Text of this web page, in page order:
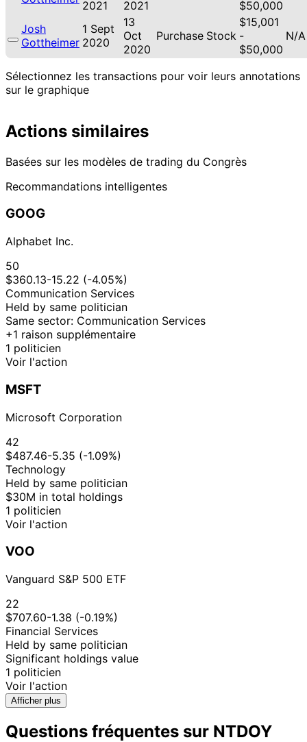
2021 2021
$50,000
Josh
Gottheimer
1 Sept
2020
13
Oct
2020
Purchase Stock
$15,001
-
$50,000
N/A
Sélectionnez les transactions pour voir leurs annotations
sur le graphique
Actions similaires
Basées sur les modèles de trading du Congrès
Recommandations intelligentes
GOOG
Alphabet Inc.
50
$360.13-15.22 (-4.05%)
Communication Services
Held by same politician
Same sector: Communication Services
+1 raison supplémentaire
1 politicien
Voir l'action
MSFT
Microsoft Corporation
42
$487.46-5.35 (-1.09%)
Technology
Held by same politician
$30M in total holdings
1 politicien
Voir l'action
VOO
Vanguard S&P 500 ETF
22
$707.60-1.38 (-0.19%)
Financial Services
Held by same politician
Significant holdings value
1 politicien
Voir l'action
Afficher plus
Questions fréquentes sur NTDOY